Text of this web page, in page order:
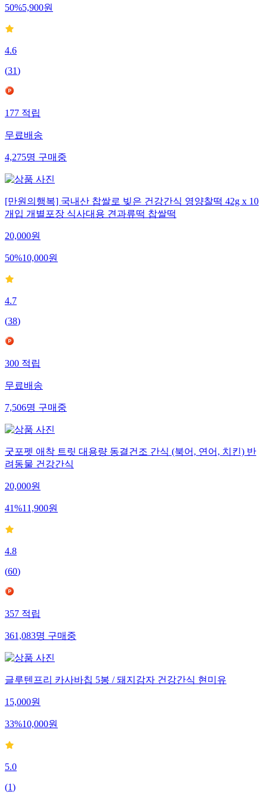
50%5,900원
4.6
(31)
177적립
무료배송
4,275명구매중
[만원의행복] 국내산 찹쌀로 빚은 건강간식 영양찰떡 42g x 10
개입 개별포장 식사대용 견과류떡 찹쌀떡
20,000원
50%10,000원
4.7
(38)
300적립
무료배송
7,506명구매중
굿포펫 애착 트릿 대용량 동결건조 간식 (북어, 연어, 치킨) 반
려동물 건강간식
20,000원
41%11,900원
4.8
(60)
357적립
361,083명구매중
글루텐프리 카사바칩 5봉 / 돼지감자 건강간식 현미유
15,000원
33%10,000원
5.0
(1)